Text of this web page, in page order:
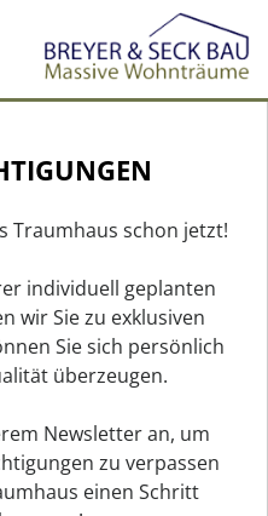
Traumhaus schon jetzt!
individuell geplanten
wir Sie zu exklusiven
Sie sich persönlich
überzeugen.
Newsletter an, um
zu verpassen
einen Schritt